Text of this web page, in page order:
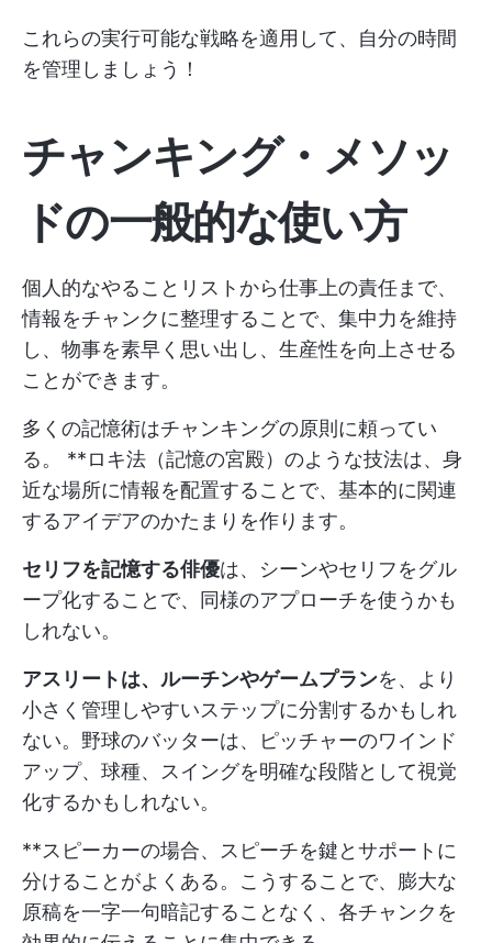
これらの実行可能な戦略を適用して、自分の時間
を管理しましょう！
チャンキング・メソッ
ドの一般的な使い方
個人的なやることリストから仕事上の責任まで、
情報をチャンクに整理することで、集中力を維持
し、物事を素早く思い出し、生産性を向上させる
ことができます。
多くの記憶術はチャンキングの原則に頼ってい
る。 **ロキ法（記憶の宮殿）のような技法は、身
近な場所に情報を配置することで、基本的に関連
するアイデアのかたまりを作ります。
セリフを記憶する俳優は、シーンやセリフをグル
ープ化することで、同様のアプローチを使うかも
しれない。
アスリートは、ルーチンやゲームプランを、より
小さく管理しやすいステップに分割するかもしれ
ない。野球のバッターは、ピッチャーのワインド
アップ、球種、スイングを明確な段階として視覚
化するかもしれない。
**スピーカーの場合、スピーチを鍵とサポートに
分けることがよくある。こうすることで、膨大な
原稿を一字一句暗記することなく、各チャンクを